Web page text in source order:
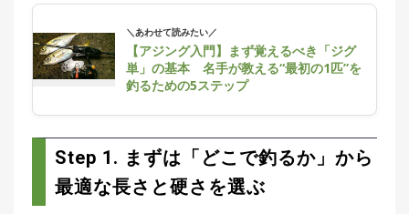
＼あわせて読みたい／
【アジング入門】まず覚えるべき「ジグ
単」の基本 名手が教える“最初の1匹”を
釣るための5ステップ
Step 1. まずは「どこで釣るか」から
最適な長さと硬さを選ぶ